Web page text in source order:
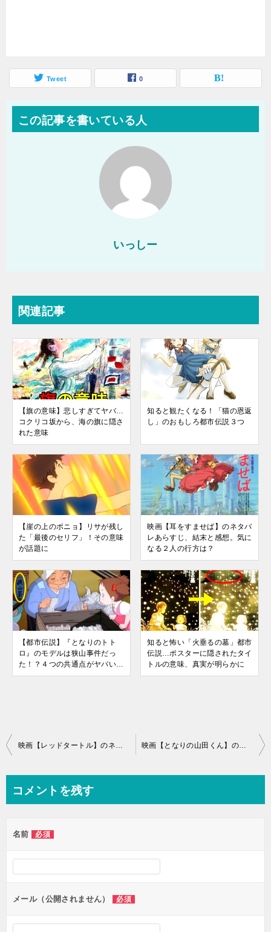
Tweet 0
この記事を書いている人
いっしー
関連記事
【旗の意味】悲しすぎてヤバ…
コクリコ坂から、海の旗に隠さ
れた意味
知ると観たくなる！「猫の恩返
し」のおもしろ都市伝説３つ
【崖の上のポニョ】リサが残し
た「最後のセリフ」！その意味
が話題に
映画【耳をすませば】のネタバ
レあらすじ、結末と感想。気に
なる２人の行方は？
【都市伝説】『となりのトト
ロ』のモデルは狭山事件だっ
た！？４つの共通点がヤバい…
知ると怖い「火垂るの墓」都市
伝説…ポスターに隠されたタイ
トルの意味、真実が明らかに
投
ビ
ー
シ
ン
映画【レッドタートル】のネタバレや主題歌まとめ！台詞が全くない映画 映画【となりの山田くん】のあらすじネタバレ、歴代視聴率はこちら！4コマ漫画から作られたと話題に
コメントを残す
名前 必須
メール（公開されません） 必須